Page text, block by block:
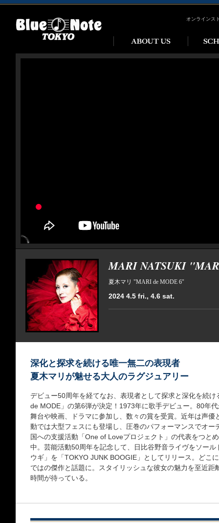
オンラインス
MARI NATSUKI
夏木マリ "MARI de MODE 6"
2024 4.5 fri., 4.6 sat.
深化と探求を続ける唯一無二の表現者
夏木マリが魅せる大人のラグジュアリー
デビュー50周年を経てなお、表現者として探求と深化を続
de MODE」の第6弾が決定！1973年に歌手デビュー。80年
舞台や映画、ドラマに参加し、数々の賞を受賞。近年は声
動では大型フェスにも登場し、圧巻のパフォーマンスでオ
国への支援活動「One of Loveプロジェクト」の代表をつと
中。芸能活動50周年を記念して、日比谷野音ライヴをソー
ウギ」を「TOKYO JUNK BOOGIE」としてリリース。どこ
ではの傑作と話題に。スタイリッシュな彼女の魅力を至近
時間が待っている。